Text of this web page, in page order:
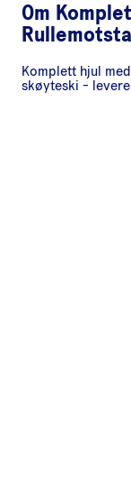
Om
Komplett hjul
skøyteski -